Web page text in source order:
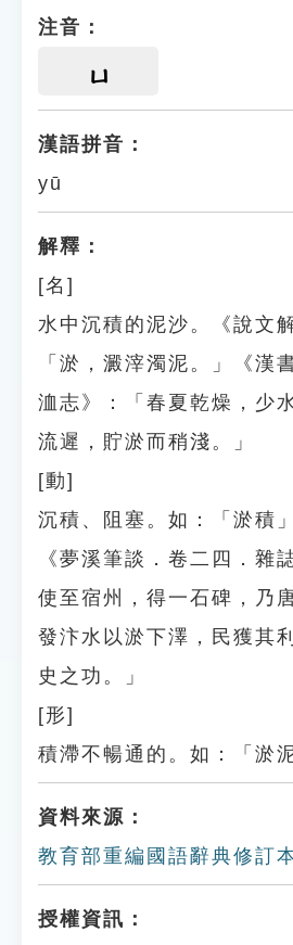
注音：
ㄩ
漢語拼音：
yū
解釋：
[名]
水中沉積的泥沙。《說文
「淤，澱滓濁泥。」《漢
洫志》：「春夏乾燥，少
流遲，貯淤而稍淺。」
[動]
沉積、阻塞。如：「淤積
《夢溪筆談．卷二四．雜
使至宿州，得一石碑，乃
發汴水以淤下澤，民獲其
史之功。」
[形]
積滯不暢通的。如：「淤
資料來源：
教育部重編國語辭典修訂
授權資訊：